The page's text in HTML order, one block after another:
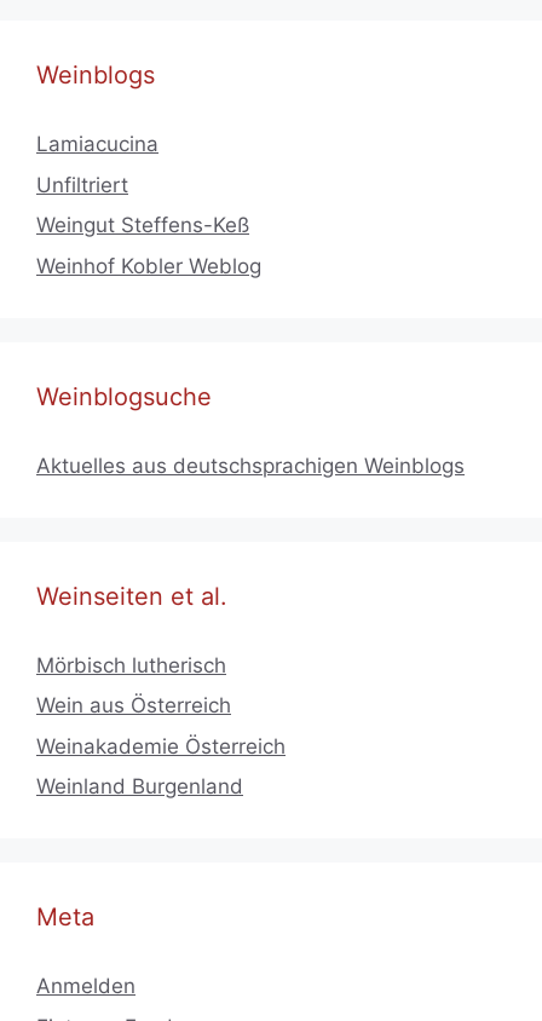
Weinblogs
Lamiacucina
Unfiltriert
Weingut Steffens-Keß
Weinhof Kobler Weblog
Weinblogsuche
Aktuelles aus deutschsprachigen Weinblogs
Weinseiten et al.
Mörbisch lutherisch
Wein aus Österreich
Weinakademie Österreich
Weinland Burgenland
Meta
Anmelden